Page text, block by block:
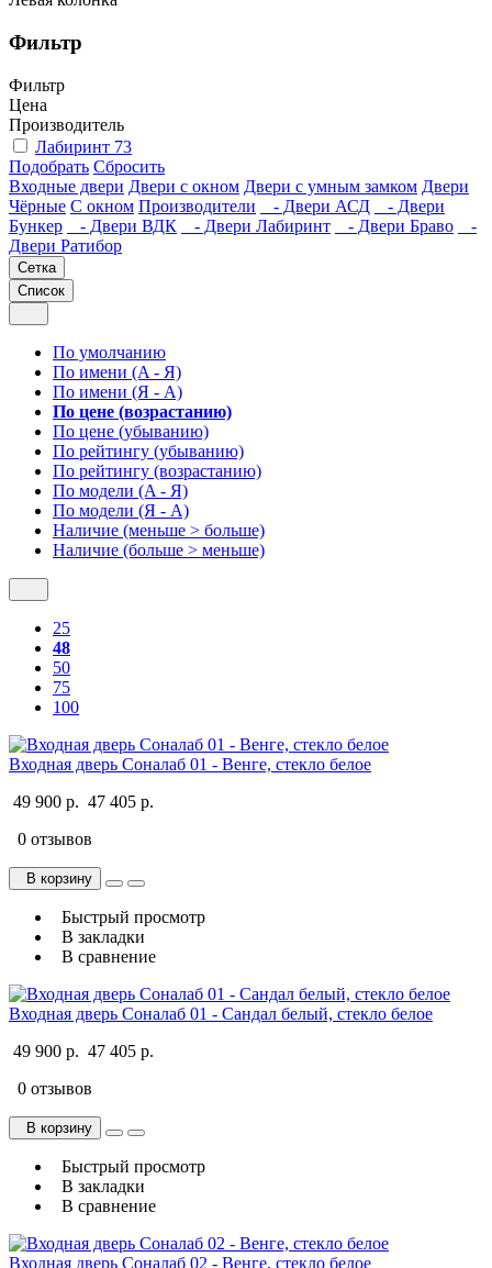
Фильтр
Фильтр
Цена
Производитель
Лабиринт 73
Подобрать Сбросить
Входные двери Двери с окном Двери с умным замком Двери
Чёрные C окном Производители - Двери АСД
- Двери
Бункер
- Двери ВДК - Двери Лабиринт - Двери Браво
-
Двери Ратибор
Сетка
Список
По умолчанию
По имени (A - Я)
По имени (Я - A)
По цене (возрастанию)
По цене (убыванию)
По рейтингу (убыванию)
По рейтингу (возрастанию)
По модели (A - Я)
По модели (Я - A)
Наличие (меньше > больше)
Наличие (больше > меньше)
25
48
50
75
100
Входная дверь Соналаб 01 - Венге, стекло белое
49 900 р. 47 405 р.
0 отзывов
В корзину
Быстрый просмотр
В закладки
В сравнение
Входная дверь Соналаб 01 - Сандал белый, стекло белое
49 900 р. 47 405 р.
0 отзывов
В корзину
Быстрый просмотр
В закладки
В сравнение
Входная дверь Соналаб 02 - Венге, стекло белое